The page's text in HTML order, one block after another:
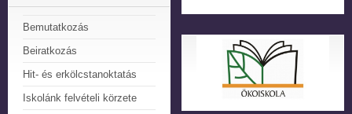
Bemutatkozás
Beiratkozás
Hit- és erkölcstanoktatás
Iskolánk felvételi körzete